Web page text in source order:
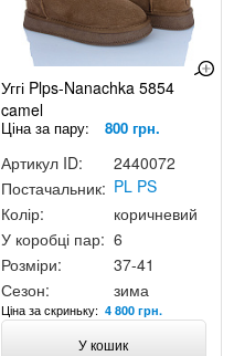
Уггі Plps-Nanachka 5854
camel
Ціна за пару: 800 грн.
Артикул ID:
2440072
Постачальник: PL PS
Колір:
коричневий
У коробці пар: 6
Розміри:
37-41
Сезон:
зима
Ціна за скриньку:4 800 грн.
У кошик